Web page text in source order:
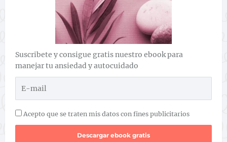
Suscribete y consigue gratis nuestro ebook para
manejar tu ansiedad y autocuidado
Acepto que se traten mis datos con fines publicitarios